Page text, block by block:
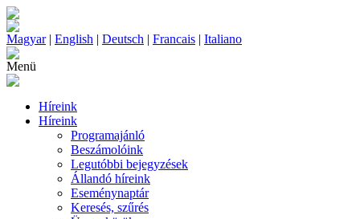
Magyar| English | Deutsch | Francais | Italiano
Menü
Híreink
Híreink
Programajánló
Beszámolóink
Legutóbbi bejegyzések
Állandó híreink
Eseménynaptár
Keresés, szűrés